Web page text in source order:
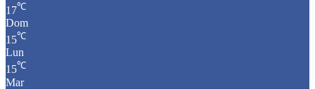
17℃
Dom
15℃
Lun
15℃
Mar